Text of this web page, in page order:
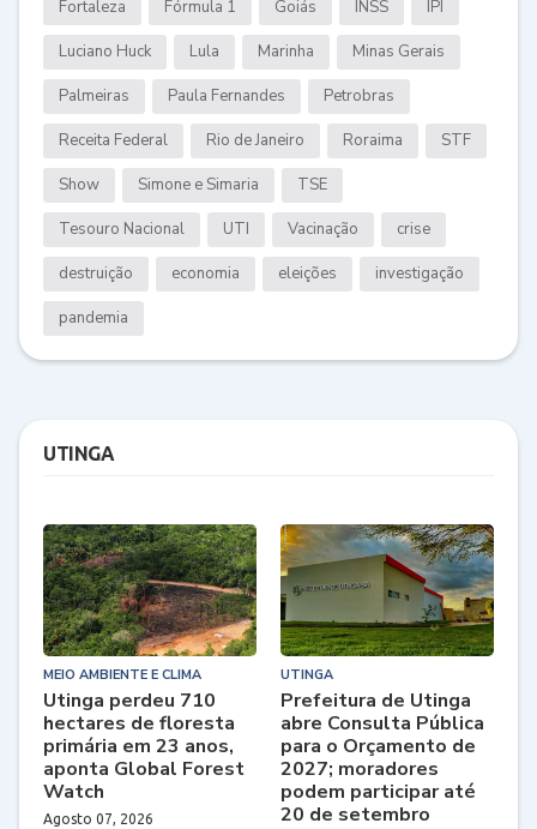
Fortaleza Fórmula 1 Goiás INSS IPI
Luciano Huck Lula Marinha Minas Gerais
Palmeiras Paula Fernandes Petrobras
Receita Federal Rio de Janeiro Roraima STF
Show Simone e Simaria TSE
Tesouro Nacional UTI Vacinação crise
destruição economia eleições investigação
pandemia
UTINGA
MEIO AMBIENTE E CLIMA
Utinga perdeu 710
hectares de floresta
primária em 23 anos,
aponta Global Forest
Watch
Agosto 07, 2026
UTINGA
Prefeitura de Utinga
abre Consulta Pública
para o Orçamento de
2027; moradores
podem participar até
20 de setembro